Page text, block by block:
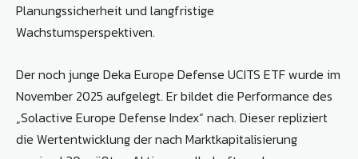
Planungssicherheit und langfristige
Wachstumsperspektiven.
Der noch junge Deka Europe Defense UCITS ETF wurde im
November 2025 aufgelegt. Er bildet die Performance des
„Solactive Europe Defense Index“ nach. Dieser repliziert
die Wertentwicklung der nach Marktkapitalisierung